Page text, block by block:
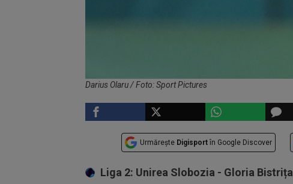
Darius Olaru / Foto: Sport Pictures
Urmărește Digisport în Google Discover
Liga 2: Unirea Slobozia - Gloria Bistrița